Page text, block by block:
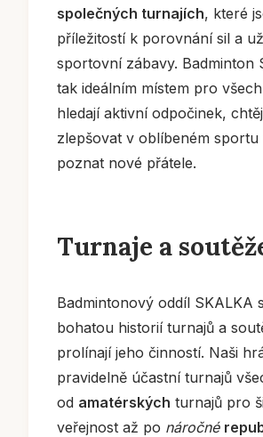
společných turnajích, které
příležitostí k porovnání sil a
sportovní zábavy. Badminton
tak ideálním místem pro
hledají aktivní odpočinek,
zlepšovat v oblíbeném sportu
poznat nové přátele.
Turnaje a
Badmintonový oddíl SKALKA
bohatou historií turnajů a
prolínají jeho činností. Naši
pravidelně účastní turnajů
od amatérských turnajů pro
veřejnost až po náročné